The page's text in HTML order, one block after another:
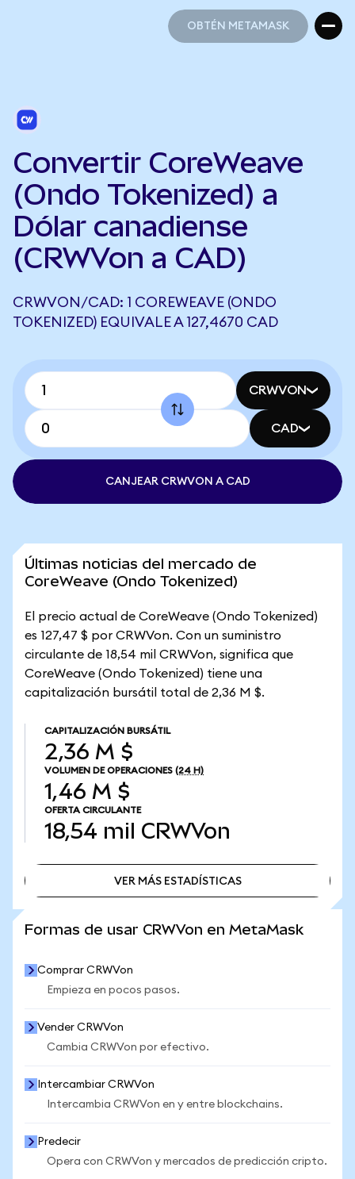
OBTÉN METAMASK
Convertir CoreWeave
(Ondo Tokenized) a
Dólar canadiense
(CRWVon a CAD)
CRWVON/CAD: 1 COREWEAVE (ONDO
TOKENIZED) EQUIVALE A 127,4670 CAD
CRWVON
CAD
CANJEAR CRWVON A CAD
Últimas noticias del mercado de
CoreWeave (Ondo Tokenized)
El precio actual de CoreWeave (Ondo Tokenized)
es 127,47 $ por CRWVon. Con un suministro
circulante de 18,54 mil CRWVon, significa que
CoreWeave (Ondo Tokenized) tiene una
capitalización bursátil total de 2,36 M $.
CAPITALIZACIÓN BURSÁTIL
2,36 M $
VOLUMEN DE OPERACIONES (24 H)
1,46 M $
OFERTA CIRCULANTE
18,54 mil CRWVon
VER MÁS ESTADÍSTICAS
Formas de usar CRWVon en MetaMask
Comprar CRWVon
Empieza en pocos pasos.
Vender CRWVon
Cambia CRWVon por efectivo.
Intercambiar CRWVon
Intercambia CRWVon en y entre blockchains.
Predecir
Opera con CRWVon y mercados de predicción cripto.